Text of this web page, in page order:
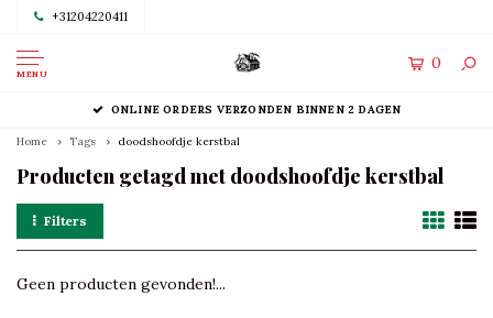
+31204220411
MENU
0
ONLINE ORDERS VERZONDEN BINNEN 2 DAGEN
Home Tags doodshoofdje kerstbal
Producten getagd met doodshoofdje kerstbal
Filters
Geen producten gevonden!...